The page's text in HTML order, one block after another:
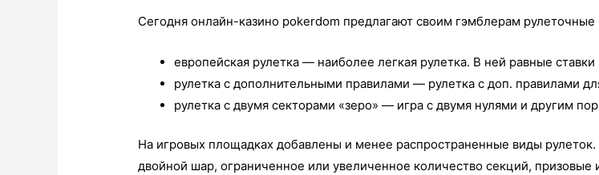
Сегодня онлайн-казино pokerdom предлагают своим гэмблерам
европейская рулетка — наиболее легкая рулетка. В ней равные
рулетка с дополнительными правилами — рулетка с доп. правилами
рулетка с двумя секторами «зеро» — игра с двумя нулями и другим
На игровых площадках добавлены и менее распространенные виды
двойной шар, ограниченное или увеличенное количество секций,